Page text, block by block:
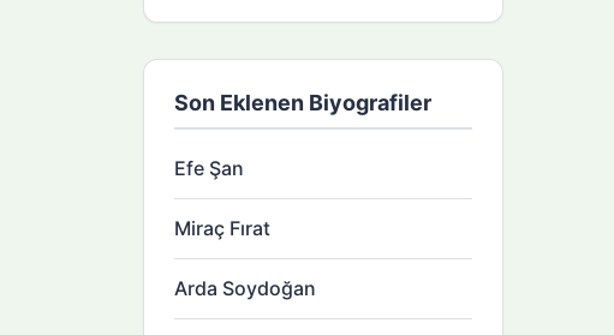
Son Eklenen Biyografiler
Efe Şan
Miraç Fırat
Arda Soydoğan